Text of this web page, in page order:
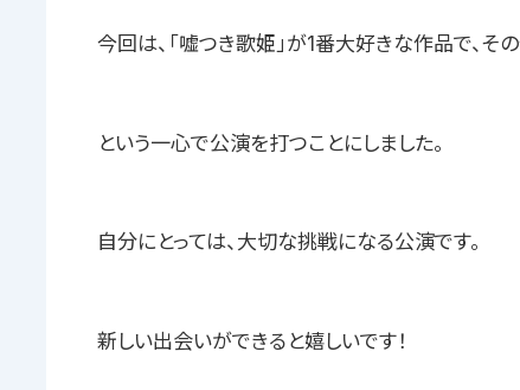
今回は、「嘘つき歌姫」が1番大好きな作品で、そ
という一心で公演を打つことにしました。
自分にとっては、大切な挑戦になる公演です。
新しい出会いができると嬉しいです！